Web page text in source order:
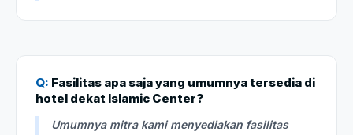
Q: Fasilitas apa saja yang umumnya tersedia di
hotel dekat Islamic Center?
Umumnya mitra kami menyediakan fasilitas